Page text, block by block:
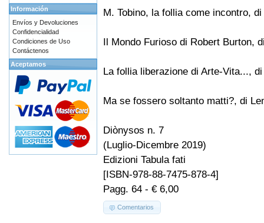
M. Tobino, la follia come incontro,
Il Mondo Furioso di Robert Burton,
La follia liberazione di Arte-Vita...,
Ma se fossero soltanto matti?, di
Diònysos n. 7
(Luglio-Dicembre 2019)
Edizioni Tabula fati
[ISBN-978-88-7475-878-4]
Pagg. 64 - € 6,00
Comentarios
Información
Envíos y Devoluciones
Confidencialidad
Condiciones de Uso
Contáctenos
Aceptamos